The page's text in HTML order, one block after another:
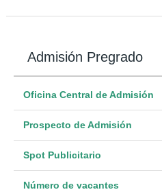
Admisión Pregrado
Oficina Central de Admisión
Prospecto de Admisión
Spot Publicitario
Número de vacantes